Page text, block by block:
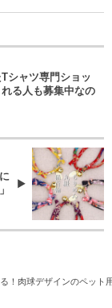
シャツ専門ショッ
る人も募集中なの
！肉球デザインのペット